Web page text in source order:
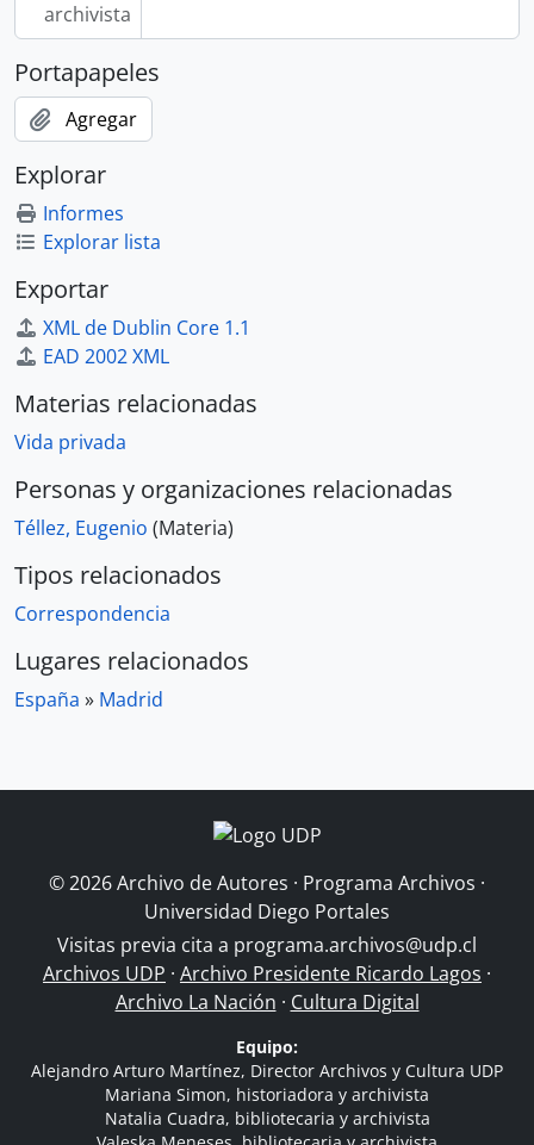
archivista
Portapapeles
Agregar
Explorar
Informes
Explorar lista
Exportar
XML de Dublin Core 1.1
EAD 2002 XML
Materias relacionadas
Vida privada
Personas y organizaciones relacionadas
Téllez, Eugenio (Materia)
Tipos relacionados
Correspondencia
Lugares relacionados
España » Madrid
© 2026 Archivo de Autores · Programa Archivos ·
Universidad Diego Portales
Visitas previa cita a programa.archivos@udp.cl
Archivos UDP · Archivo Presidente Ricardo Lagos ·
Archivo La Nación · Cultura Digital
Equipo:
Alejandro Arturo Martínez, Director Archivos y Cultura UDP
Mariana Simon, historiadora y archivista
Natalia Cuadra, bibliotecaria y archivista